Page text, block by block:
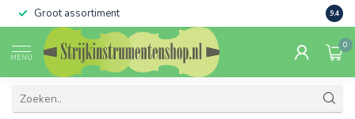
Groot assortiment 9.4
MENU
0